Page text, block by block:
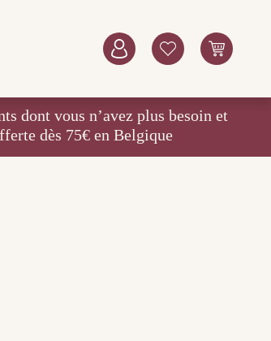
dont vous n’avez plus besoin et
dès 75€ en Belgique